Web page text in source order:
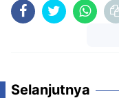
Selanjutnya